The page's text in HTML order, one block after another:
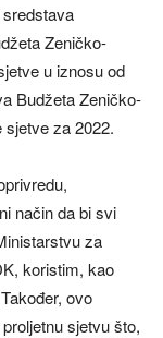
Zeničko-
u iznosu od
Budžeta Zeničko-
sjetve za 2022.
način da bi svi
za
koristim, kao
ovo
sjetvu što,